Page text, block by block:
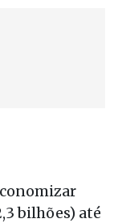
bilhões) até